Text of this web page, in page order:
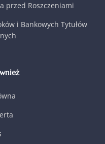
przed Roszczeniami
i Bankowych Tytułów